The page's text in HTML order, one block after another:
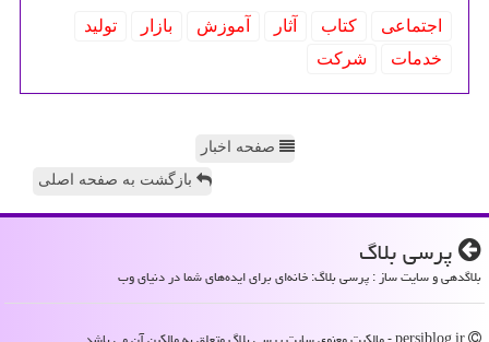
اجتماعی كتاب آثار آموزش بازار
تولید
خدمات
شركت
صفحه اخبار
بازگشت به صفحه اصلی
پرسی بلاگ
بلاگدهی و سایت ساز : پرسی بلاگ: خانه‌ای برای ایده‌های شما در دنیای وب